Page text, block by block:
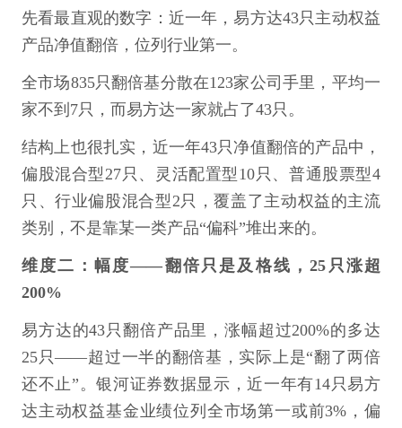
先看最直观的数字：近一年，易方达43只主动权益
产品净值翻倍，位列行业第一。
全市场835只翻倍基分散在123家公司手里，平均一
家不到7只，而易方达一家就占了43只。
结构上也很扎实，近一年43只净值翻倍的产品中，
偏股混合型27只、灵活配置型10只、普通股票型4
只、行业偏股混合型2只，覆盖了主动权益的主流
类别，不是靠某一类产品“偏科”堆出来的。
维度二：幅度——翻倍只是及格线，25只涨超
200%
易方达的43只翻倍产品里，涨幅超过200%的多达
25只——超过一半的翻倍基，实际上是“翻了两倍
还不止”。银河证券数据显示，近一年有14只易方
达主动权益基金业绩位列全市场第一或前3%，偏